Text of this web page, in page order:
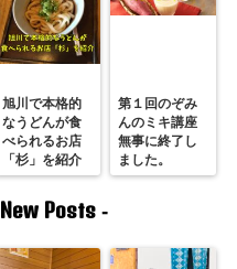
旭川で本格的
なうどんが食
べられるお店
「杉」を紹介
第１回のぞみ
んのミキ講座
無事に終了し
ました。
New Posts -